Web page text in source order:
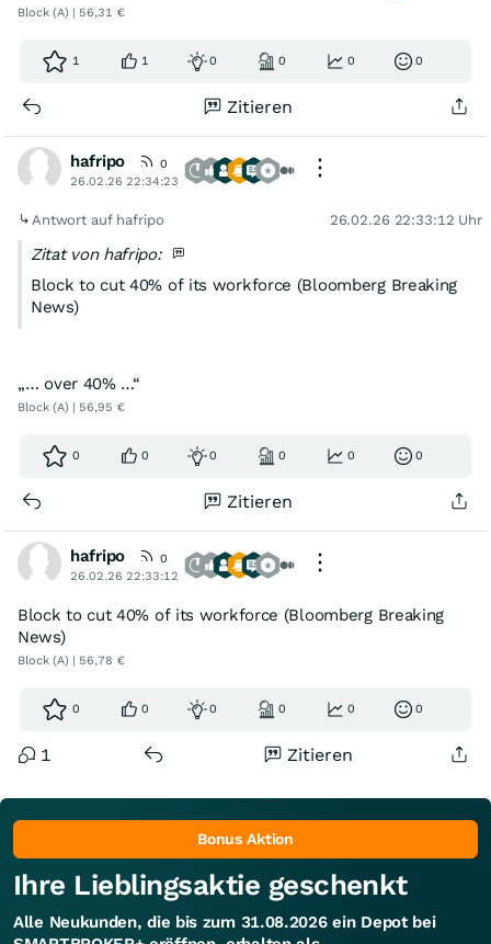
Block (A) | 56,31 €
1 1 0 0 0 0
Zitieren
hafripo
0
26.02.26 22:34:23
Antwort auf hafripo 26.02.26 22:33:12 Uhr
Zitat von hafripo:
Block to cut 40% of its workforce (Bloomberg Breaking
News)
„… over 40% …“
Block (A) | 56,95 €
0 0 0 0 0 0
Zitieren
hafripo
0
26.02.26 22:33:12
Block to cut 40% of its workforce (Bloomberg Breaking
News)
Block (A) | 56,78 €
0 0 0 0 0 0
1 Zitieren
Bonus Aktion
Ihre Lieblingsaktie geschenkt
Alle Neukunden, die bis zum 31.08.2026 ein Depot bei